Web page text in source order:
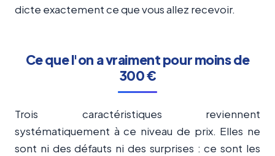
dicte exactement ce que vous allez recevoir.
Ce que l'on a vraiment pour moins de
300 €
Trois caractéristiques reviennent
systématiquement à ce niveau de prix. Elles ne
sont ni des défauts ni des surprises : ce sont les